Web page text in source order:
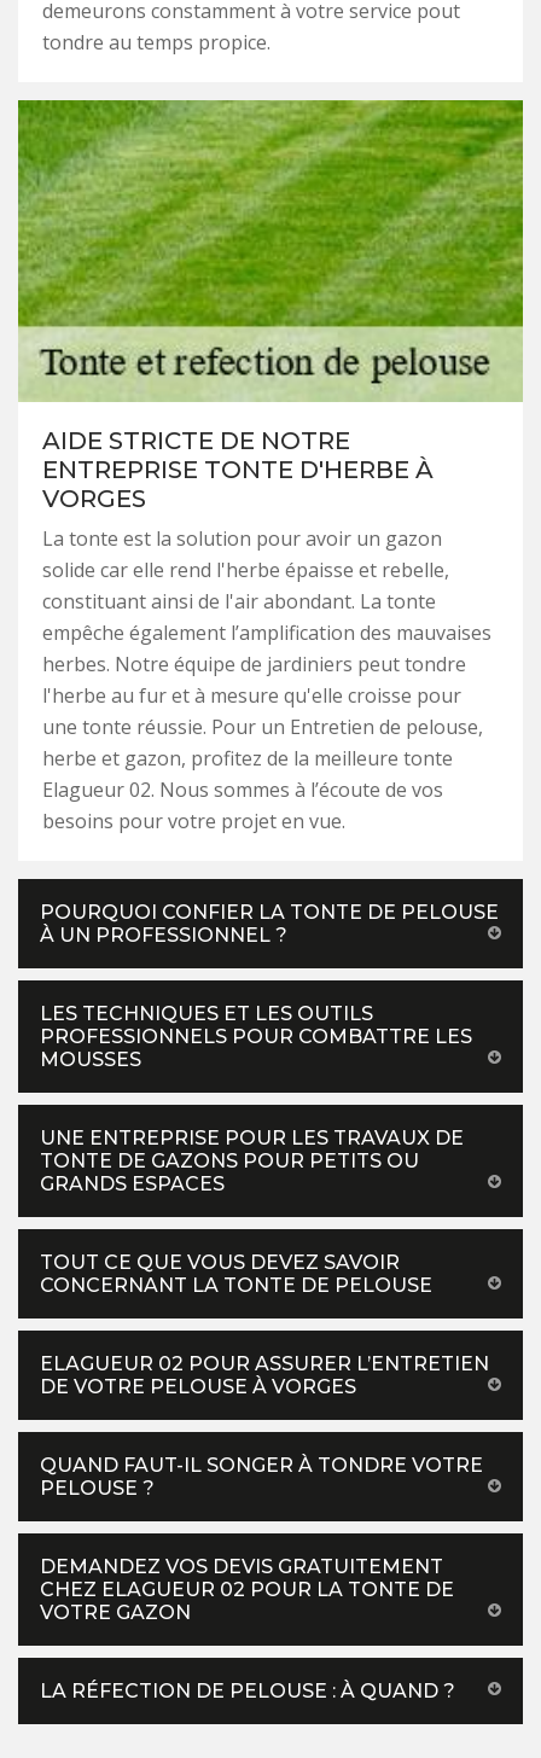
demeurons constamment à votre service pout
tondre au temps propice.
AIDE STRICTE DE NOTRE
ENTREPRISE TONTE D'HERBE À
VORGES
La tonte est la solution pour avoir un gazon
solide car elle rend l'herbe épaisse et rebelle,
constituant ainsi de l'air abondant. La tonte
empêche également l’amplification des mauvaises
herbes. Notre équipe de jardiniers peut tondre
l'herbe au fur et à mesure qu'elle croisse pour
une tonte réussie. Pour un Entretien de pelouse,
herbe et gazon, profitez de la meilleure tonte
Elagueur 02. Nous sommes à l’écoute de vos
besoins pour votre projet en vue.
POURQUOI CONFIER LA TONTE DE PELOUSE
À UN PROFESSIONNEL ?
LES TECHNIQUES ET LES OUTILS
PROFESSIONNELS POUR COMBATTRE LES
MOUSSES
UNE ENTREPRISE POUR LES TRAVAUX DE
TONTE DE GAZONS POUR PETITS OU
GRANDS ESPACES
TOUT CE QUE VOUS DEVEZ SAVOIR
CONCERNANT LA TONTE DE PELOUSE
ELAGUEUR 02 POUR ASSURER L’ENTRETIEN
DE VOTRE PELOUSE À VORGES
QUAND FAUT-IL SONGER À TONDRE VOTRE
PELOUSE ?
DEMANDEZ VOS DEVIS GRATUITEMENT
CHEZ ELAGUEUR 02 POUR LA TONTE DE
VOTRE GAZON
LA RÉFECTION DE PELOUSE : À QUAND ?